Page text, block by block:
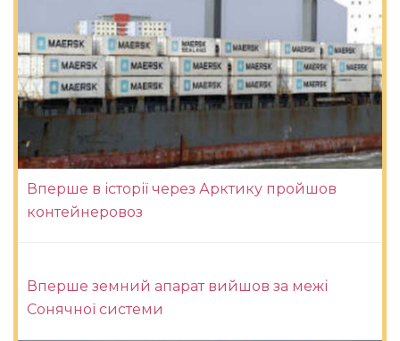
Вперше в історії через Арктику пройшов
контейнеровоз
Вперше земний апарат вийшов за межі
Сонячної системи